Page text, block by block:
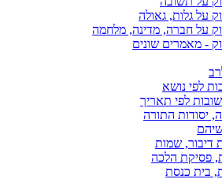
על גלות, גאולה
על חברה, מדינה, מלחמה
- מאמרים שונים
לפי נושא
לפי תאריך
יסודות התורה
דיבור, שמות
פסיקת הלכה
בית כנסת